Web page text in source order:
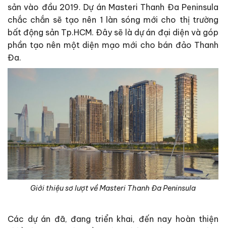
sản vào đầu 2019. Dự án Masteri Thanh Đa Peninsula
chắc chắn sẽ tạo nên 1 làn sóng mới cho thị trường
bất động sản Tp.HCM. Đây sẽ là dự án đại diện và góp
phần tạo nên một diện mạo mới cho bán đảo Thanh
Đa.
Giới thiệu sơ lượt về Masteri Thanh Đa Peninsula
Các dự án đã, đang triển khai, đến nay hoàn thiện